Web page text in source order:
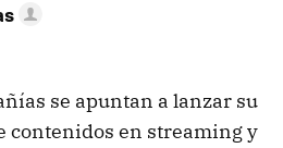
se apuntan a lanzar su
contenidos en streaming y